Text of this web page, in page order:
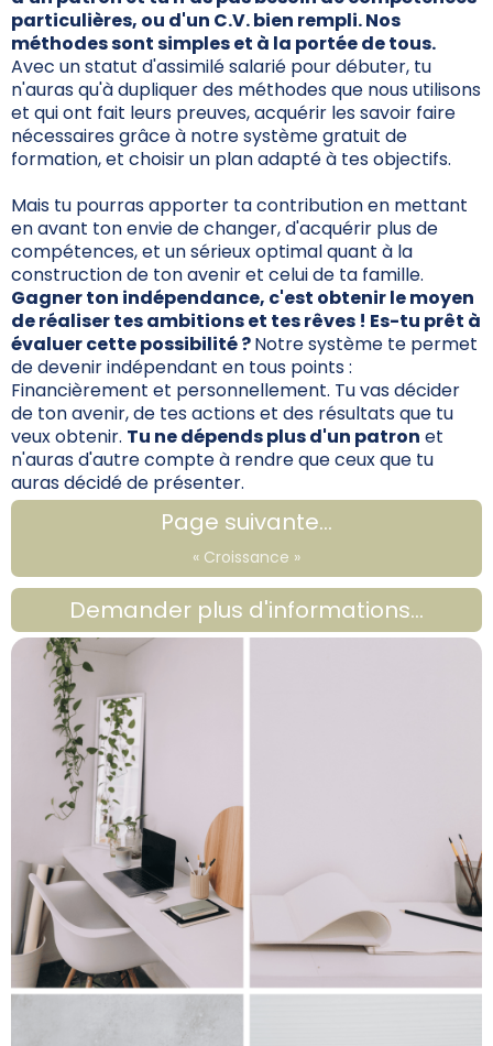
particulières, ou d'un C.V. bien rempli. Nos
méthodes sont simples et à la portée de tous.
Avec un statut d'assimilé salarié pour débuter, tu
n'auras qu'à dupliquer des méthodes que nous utilisons
et qui ont fait leurs preuves, acquérir les savoir faire
nécessaires grâce à notre système gratuit de
formation, et choisir un plan adapté à tes objectifs.
Mais tu pourras apporter ta contribution en mettant
en avant ton envie de changer, d'acquérir plus de
compétences, et un sérieux optimal quant à la
construction de ton avenir et celui de ta famille.
Gagner ton indépendance, c'est obtenir le moyen
de réaliser tes ambitions et tes rêves ! Es-tu prêt à
évaluer cette possibilité ?Notre système te permet
de devenir indépendant en tous points :
Financièrement et personnellement. Tu vas décider
de ton avenir, de tes actions et des résultats que tu
veux obtenir. Tu ne dépends plus d'un patron et
n'auras d'autre compte à rendre que ceux que tu
auras décidé de présenter.
Page suivante...
« Croissance »
Demander plus d'informations...